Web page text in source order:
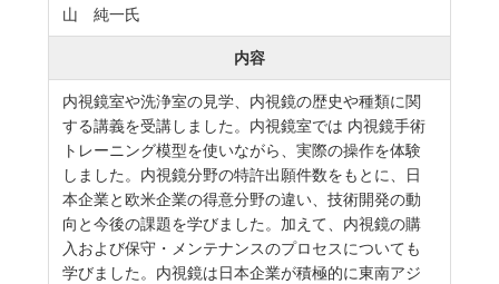
山 純一氏
内容
内視鏡室や洗浄室の見学、内視鏡の歴史や種類に関
する講義を受講しました。内視鏡室では 内視鏡手術
トレーニング模型を使いながら、実際の操作を体験
しました。内視鏡分野の特許出願件数をもとに、日
本企業と欧米企業の得意分野の違い、技術開発の動
向と今後の課題を学びました。加えて、内視鏡の購
入および保守・メンテナンスのプロセスについても
学びました。内視鏡は日本企業が積極的に東南アジ